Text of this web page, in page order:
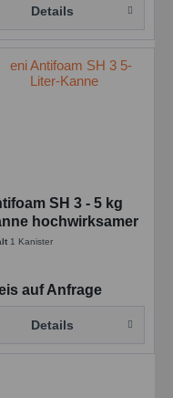
Details
SH 3 - 5 kg
hochwirksamer
1 Kanister
auf Anfrage
Details